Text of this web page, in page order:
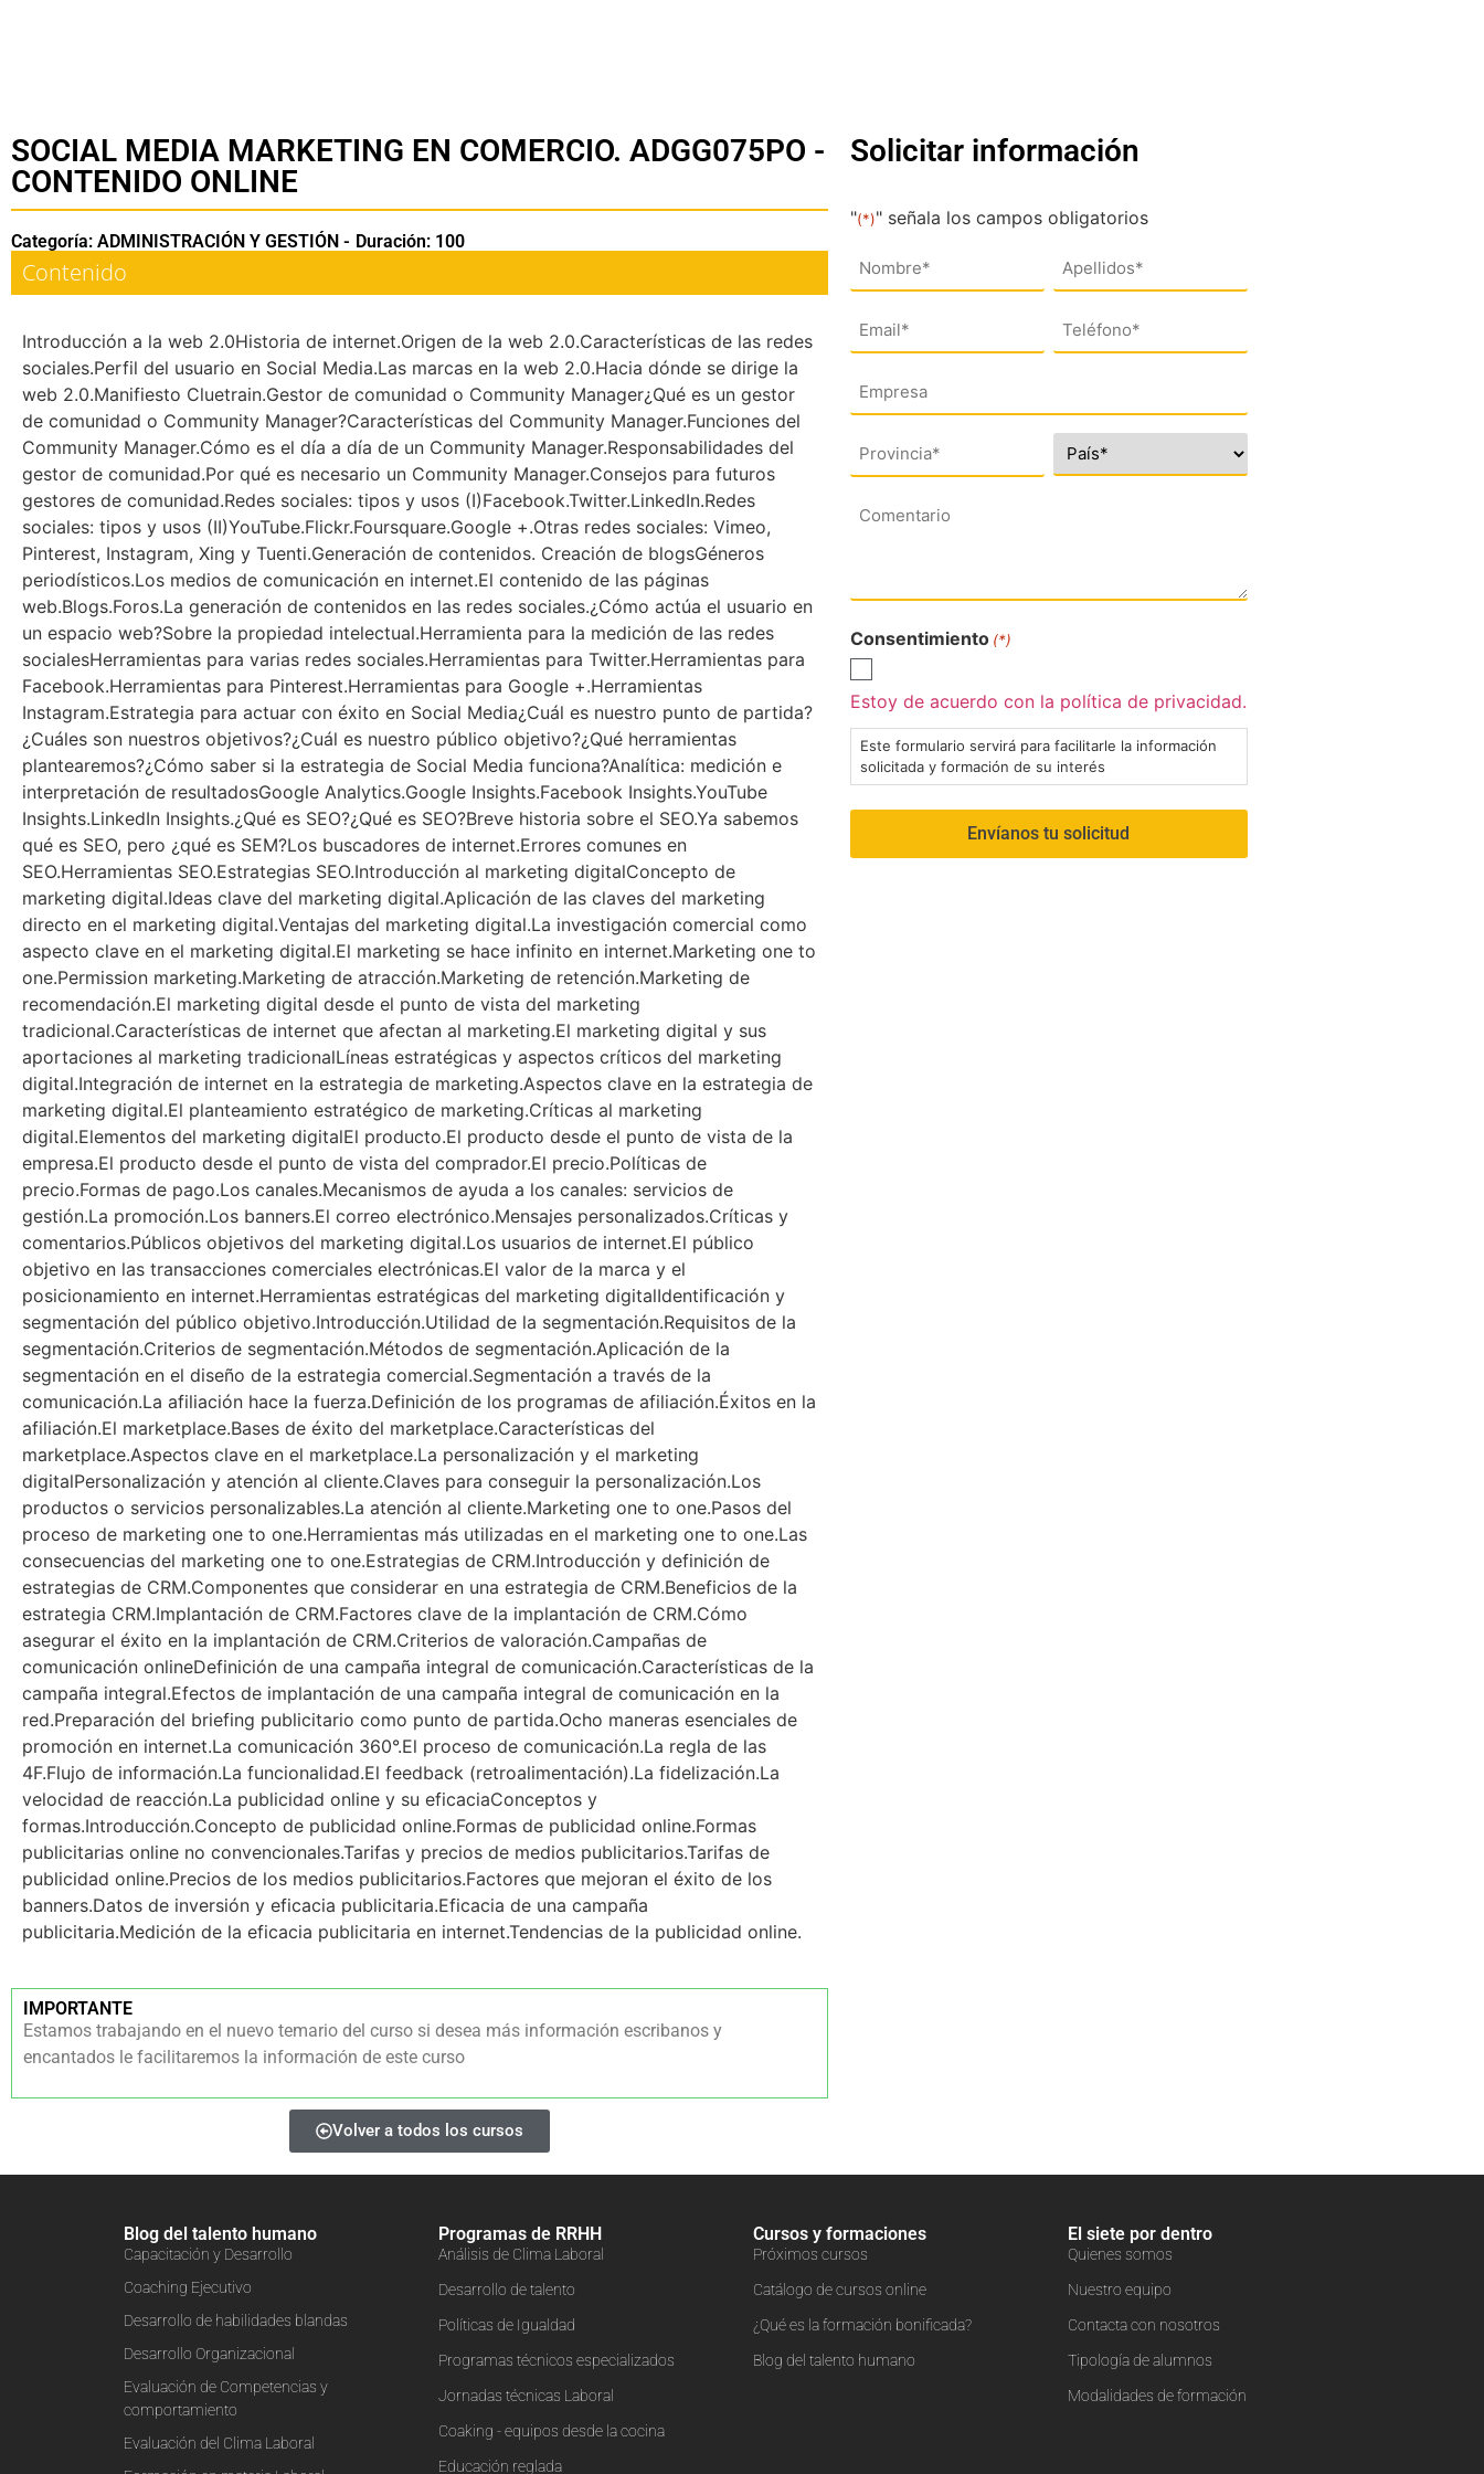
SOCIAL MEDIA MARKETING EN COMERCIO. ADGG075PO -
CONTENIDO ONLINE
Categoría: ADMINISTRACIÓN Y GESTIÓN - Duración: 100
Contenido
Introducción a la web 2.0Historia de internet.Origen de la web 2.0.Características de las redes
sociales.Perfil del usuario en Social Media.Las marcas en la web 2.0.Hacia dónde se dirige la
web 2.0.Manifiesto Cluetrain.Gestor de comunidad o Community Manager¿Qué es un gestor
de comunidad o Community Manager?Características del Community Manager.Funciones del
Community Manager.Cómo es el día a día de un Community Manager.Responsabilidades del
gestor de comunidad.Por qué es necesario un Community Manager.Consejos para futuros
gestores de comunidad.Redes sociales: tipos y usos (I)Facebook.Twitter.LinkedIn.Redes
sociales: tipos y usos (II)YouTube.Flickr.Foursquare.Google +.Otras redes sociales: Vimeo,
Pinterest, Instagram, Xing y Tuenti.Generación de contenidos. Creación de blogsGéneros
periodísticos.Los medios de comunicación en internet.El contenido de las páginas
web.Blogs.Foros.La generación de contenidos en las redes sociales.¿Cómo actúa el usuario en
un espacio web?Sobre la propiedad intelectual.Herramienta para la medición de las redes
socialesHerramientas para varias redes sociales.Herramientas para Twitter.Herramientas para
Facebook.Herramientas para Pinterest.Herramientas para Google +.Herramientas
Instagram.Estrategia para actuar con éxito en Social Media¿Cuál es nuestro punto de partida?
¿Cuáles son nuestros objetivos?¿Cuál es nuestro público objetivo?¿Qué herramientas
plantearemos?¿Cómo saber si la estrategia de Social Media funciona?Analítica: medición e
interpretación de resultadosGoogle Analytics.Google Insights.Facebook Insights.YouTube
Insights.LinkedIn Insights.¿Qué es SEO?¿Qué es SEO?Breve historia sobre el SEO.Ya sabemos
qué es SEO, pero ¿qué es SEM?Los buscadores de internet.Errores comunes en
SEO.Herramientas SEO.Estrategias SEO.Introducción al marketing digitalConcepto de
marketing digital.Ideas clave del marketing digital.Aplicación de las claves del marketing
directo en el marketing digital.Ventajas del marketing digital.La investigación comercial como
aspecto clave en el marketing digital.El marketing se hace infinito en internet.Marketing one to
one.Permission marketing.Marketing de atracción.Marketing de retención.Marketing de
recomendación.El marketing digital desde el punto de vista del marketing
tradicional.Características de internet que afectan al marketing.El marketing digital y sus
aportaciones al marketing tradicionalLíneas estratégicas y aspectos críticos del marketing
digital.Integración de internet en la estrategia de marketing.Aspectos clave en la estrategia de
marketing digital.El planteamiento estratégico de marketing.Críticas al marketing
digital.Elementos del marketing digitalEl producto.El producto desde el punto de vista de la
empresa.El producto desde el punto de vista del comprador.El precio.Políticas de
precio.Formas de pago.Los canales.Mecanismos de ayuda a los canales: servicios de
gestión.La promoción.Los banners.El correo electrónico.Mensajes personalizados.Críticas y
comentarios.Públicos objetivos del marketing digital.Los usuarios de internet.El público
objetivo en las transacciones comerciales electrónicas.El valor de la marca y el
posicionamiento en internet.Herramientas estratégicas del marketing digitalIdentificación y
segmentación del público objetivo.Introducción.Utilidad de la segmentación.Requisitos de la
segmentación.Criterios de segmentación.Métodos de segmentación.Aplicación de la
segmentación en el diseño de la estrategia comercial.Segmentación a través de la
comunicación.La afiliación hace la fuerza.Definición de los programas de afiliación.Éxitos en la
afiliación.El marketplace.Bases de éxito del marketplace.Características del
marketplace.Aspectos clave en el marketplace.La personalización y el marketing
digitalPersonalización y atención al cliente.Claves para conseguir la personalización.Los
productos o servicios personalizables.La atención al cliente.Marketing one to one.Pasos del
proceso de marketing one to one.Herramientas más utilizadas en el marketing one to one.Las
consecuencias del marketing one to one.Estrategias de CRM.Introducción y definición de
estrategias de CRM.Componentes que considerar en una estrategia de CRM.Beneficios de la
estrategia CRM.Implantación de CRM.Factores clave de la implantación de CRM.Cómo
asegurar el éxito en la implantación de CRM.Criterios de valoración.Campañas de
comunicación onlineDefinición de una campaña integral de comunicación.Características de la
campaña integral.Efectos de implantación de una campaña integral de comunicación en la
red.Preparación del briefing publicitario como punto de partida.Ocho maneras esenciales de
promoción en internet.La comunicación 360°.El proceso de comunicación.La regla de las
4F.Flujo de información.La funcionalidad.El feedback (retroalimentación).La fidelización.La
velocidad de reacción.La publicidad online y su eficaciaConceptos y
formas.Introducción.Concepto de publicidad online.Formas de publicidad online.Formas
publicitarias online no convencionales.Tarifas y precios de medios publicitarios.Tarifas de
publicidad online.Precios de los medios publicitarios.Factores que mejoran el éxito de los
banners.Datos de inversión y eficacia publicitaria.Eficacia de una campaña
publicitaria.Medición de la eficacia publicitaria en internet.Tendencias de la publicidad online.
IMPORTANTE
Estamos trabajando en el nuevo temario del curso si desea más información escribanos y
encantados le facilitaremos la información de este curso
Volver a todos los cursos
Solicitar información
"(*)" señala los campos obligatorios
Nombre
(*)
(*) (*)
Dirección
(*)
Consentimiento (*)
Estoy de acuerdo con la política de privacidad.
Este formulario servirá para facilitarle la información
solicitada y formación de su interés
Blog del talento humano
Capacitación y Desarrollo
Coaching Ejecutivo
Desarrollo de habilidades blandas
Desarrollo Organizacional
Evaluación de Competencias y
comportamiento
Evaluación del Clima Laboral
Programas de RRHH
Análisis de Clima Laboral
Desarrollo de talento
Políticas de Igualdad
Programas técnicos especializados
Jornadas técnicas Laboral
Coaking - equipos desde la cocina
Educación reglada
Cursos y formaciones
Próximos cursos
Catálogo de cursos online
¿Qué es la formación bonificada?
Blog del talento humano
El siete por dentro
Quienes somos
Nuestro equipo
Contacta con nosotros
Tipología de alumnos
Modalidades de formación